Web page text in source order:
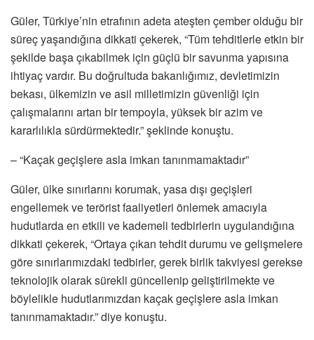
Güler, Türkiye’nin etrafının adeta ateşten çember olduğu bir
süreç yaşandığına dikkati çekerek, “Tüm tehditlerle etkin bir
şekilde başa çıkabilmek için güçlü bir savunma yapısına
ihtiyaç vardır. Bu doğrultuda bakanlığımız, devletimizin
bekası, ülkemizin ve asil milletimizin güvenliği için
çalışmalarını artan bir tempoyla, yüksek bir azim ve
kararlılıkla sürdürmektedir.” şeklinde konuştu.
– “Kaçak geçişlere asla imkan tanınmamaktadır”
Güler, ülke sınırlarını korumak, yasa dışı geçişleri
engellemek ve terörist faaliyetleri önlemek amacıyla
hudutlarda en etkili ve kademeli tedbirlerin uygulandığına
dikkati çekerek, “Ortaya çıkan tehdit durumu ve gelişmelere
göre sınırlarımızdaki tedbirler, gerek birlik takviyesi gerekse
teknolojik olarak sürekli güncellenip geliştirilmekte ve
böylelikle hudutlarımızdan kaçak geçişlere asla imkan
tanınmamaktadır.” diye konuştu.